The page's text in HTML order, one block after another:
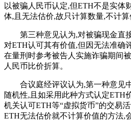
以被骗人民币认定,但ETH不是实体
体,且无法估价,故只计算数量,不计算
第三种意见认为,对被骗现金直
对ETH认可其有价值,但因无法准确
在量刑时参考被告人实施诈骗期间
人民币比价折算。
合议庭经评议认为,第一种意见
随机性,且如采用此种方式认定ETH
机关认可ETH等“虚拟货币”的交易
ETH无法估价就不计算价值的方法,